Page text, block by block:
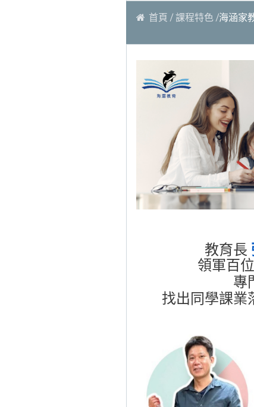
首頁 課程特色 海涵家
教育長
領軍百
專
找出同學課